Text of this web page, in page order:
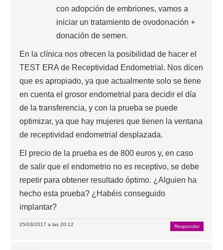
con adopción de embriones, vamos a
iniciar un tratamiento de ovodonación +
donación de semen.
En la clínica nos ofrecen la posibilidad de hacer el
TEST ERA de Receptividad Endometrial. Nos dicen
que es apropiado, ya que actualmente solo se tiene
en cuenta el grosor endometrial para decidir el día
de la transferencia, y con la prueba se puede
optimizar, ya que hay mujeres que tienen la ventana
de receptividad endometrial desplazada.
El precio de la prueba es de 800 euros y, en caso
de salir que el endometrio no es receptivo, se debe
repetir para obtener resultado óptimo. ¿Alguien ha
hecho esta prueba? ¿Habéis conseguido
implantar?
25/03/2017 a las 20:12 Responder